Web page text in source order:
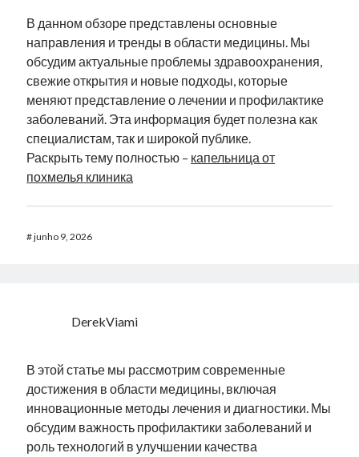
В данном обзоре представлены основные
направления и тренды в области медицины. Мы
обсудим актуальные проблемы здравоохранения,
свежие открытия и новые подходы, которые
меняют представление о лечении и профилактике
заболеваний. Эта информация будет полезна как
специалистам, так и широкой публике.
Раскрыть тему полностью – капельница от
похмелья клиника
#junho 9, 2026
DerekViami
В этой статье мы рассмотрим современные
достижения в области медицины, включая
инновационные методы лечения и диагностики. Мы
обсудим важность профилактики заболеваний и
роль технологий в улучшении качества